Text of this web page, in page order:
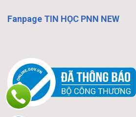
Fanpage TIN HỌC PNN NEW